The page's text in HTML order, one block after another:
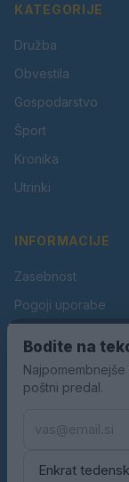
KATEGORIJE
Družba
Obvestila
Gospodarstvo
Šport
Kronika
Utrinki
INFORMACIJE
Zasebnost
Pogoji uporabe
Oglaševanje
Kontakt
Bodite na
poštni predal.